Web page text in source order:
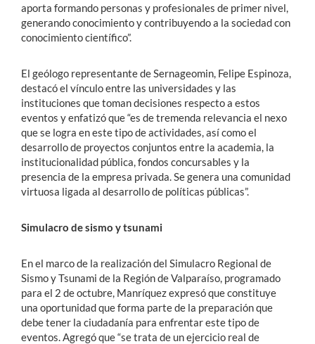
aporta formando personas y profesionales de primer nivel,
generando conocimiento y contribuyendo a la sociedad con
conocimiento científico”.
El geólogo representante de Sernageomin, Felipe Espinoza,
destacó el vínculo entre las universidades y las
instituciones que toman decisiones respecto a estos
eventos y enfatizó que “es de tremenda relevancia el nexo
que se logra en este tipo de actividades, así como el
desarrollo de proyectos conjuntos entre la academia, la
institucionalidad pública, fondos concursables y la
presencia de la empresa privada. Se genera una comunidad
virtuosa ligada al desarrollo de políticas públicas”.
Simulacro de sismo y tsunami
En el marco de la realización del Simulacro Regional de
Sismo y Tsunami de la Región de Valparaíso, programado
para el 2 de octubre, Manríquez expresó que constituye
una oportunidad que forma parte de la preparación que
debe tener la ciudadanía para enfrentar este tipo de
eventos. Agregó que “se trata de un ejercicio real de